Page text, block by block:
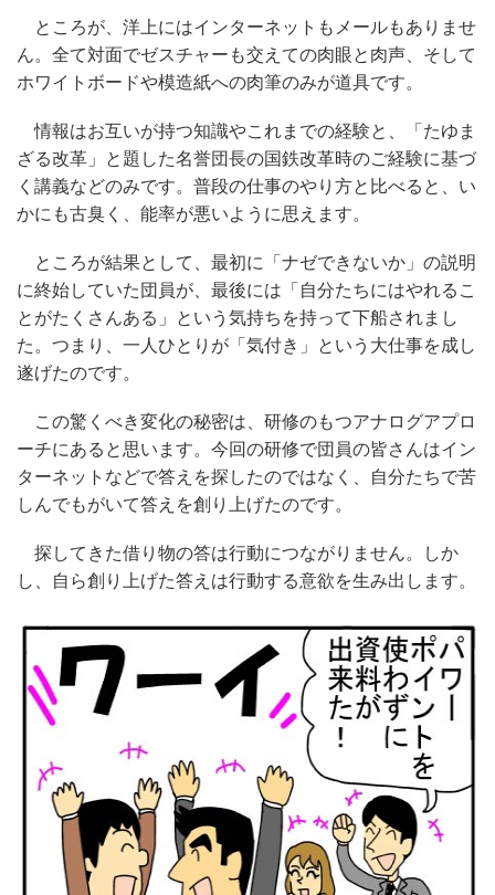
ところが、洋上にはインターネットもメールもありませ
ん。全て対面でゼスチャーも交えての肉眼と肉声、そして
ホワイトボードや模造紙への肉筆のみが道具です。
情報はお互いが持つ知識やこれまでの経験と、「たゆま
ざる改革」と題した名誉団長の国鉄改革時のご経験に基づ
く講義などのみです。普段の仕事のやり方と比べると、い
かにも古臭く、能率が悪いように思えます。
ところが結果として、最初に「ナゼできないか」の説明
に終始していた団員が、最後には「自分たちにはやれるこ
とがたくさんある」という気持ちを持って下船されまし
た。つまり、一人ひとりが「気付き」という大仕事を成し
遂げたのです。
この驚くべき変化の秘密は、研修のもつアナログアプロ
ーチにあると思います。今回の研修で団員の皆さんはイン
ターネットなどで答えを探したのではなく、自分たちで苦
しんでもがいて答えを創り上げたのです。
探してきた借り物の答は行動につながりません。しか
し、自ら創り上げた答えは行動する意欲を生み出します。